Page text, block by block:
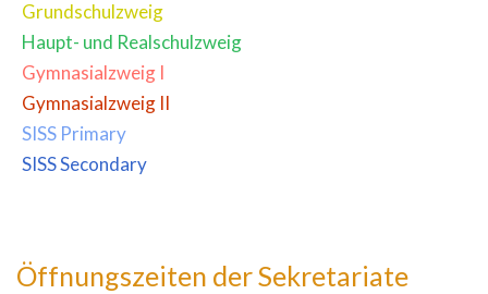
Grundschulzweig
Haupt- und Realschulzweig
Gymnasialzweig I
Gymnasialzweig II
SISS Primary
SISS Secondary
Öffnungszeiten der Sekretariate